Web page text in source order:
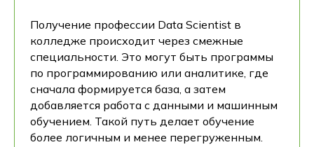
Получение профессии Data Scientist в
колледже происходит через смежные
специальности. Это могут быть программы
по программированию или аналитике, где
сначала формируется база, а затем
добавляется работа с данными и машинным
обучением. Такой путь делает обучение
более логичным и менее перегруженным.